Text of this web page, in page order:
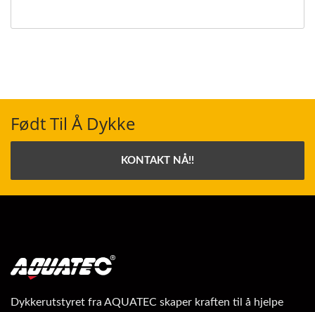
Født Til Å Dykke
KONTAKT NÅ!!
Dykkerutstyret fra AQUATEC skaper kraften til å hjelpe